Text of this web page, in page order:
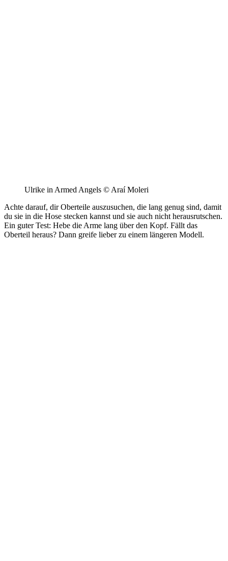
Ulrike in Armed Angels © Araí Moleri
Achte darauf, dir Oberteile auszusuchen, die lang genug sind, damit
du sie in die Hose stecken kannst und sie auch nicht herausrutschen.
Ein guter Test: Hebe die Arme lang über den Kopf. Fällt das
Oberteil heraus? Dann greife lieber zu einem längeren Modell.